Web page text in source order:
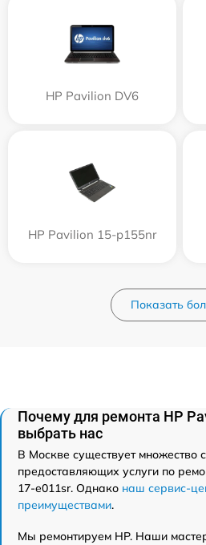
HP Pavilion DV6
HP Pavilion 15-p155nr
Показать
Почему для ремонта HP
выбрать нас
В Москве существует множество
предоставляющих услуги по
17-e011sr. Однако наш сервис-
преимуществами.
Мы ремонтируем HP. Наши